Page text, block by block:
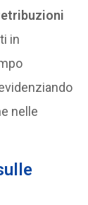
in
nelle